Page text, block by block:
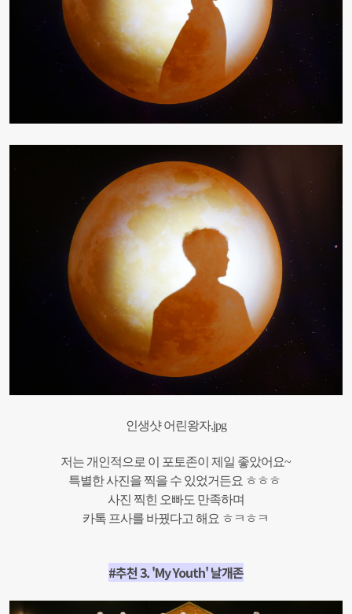
인생샷 어린왕자.jpg
저는 개인적으로 이 포토존이 제일 좋았어요~
특별한 사진을 찍을 수 있었거든요 ㅎㅎㅎ
사진 찍힌 오빠도 만족하며
카톡 프사를 바꿨다고 해요 ㅎㅋㅎㅋ
#추천3. 'My Youth'날개존